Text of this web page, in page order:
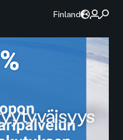
Finland